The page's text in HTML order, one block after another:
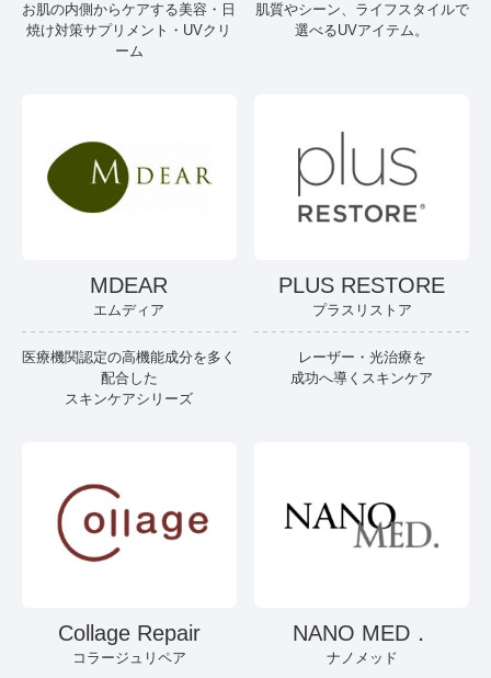
お肌の内側からケアする美容・日
焼け対策サプリメント・UVクリ
ーム
肌質やシーン、ライフスタイルで
選べるUVアイテム。
MDEAR
エムディア
医療機関認定の高機能成分を多く
配合した
スキンケアシリーズ
PLUS RESTORE
プラスリストア
レーザー・光治療を
成功へ導くスキンケア
Collage Repair
コラージュリペア
NANO MED．
ナノメッド